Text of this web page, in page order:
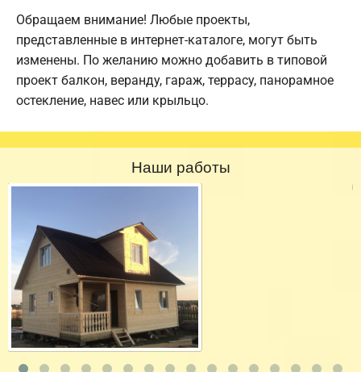
Обращаем внимание! Любые проекты,
представленные в интернет-каталоге, могут быть
изменены. По желанию можно добавить в типовой
проект балкон, веранду, гараж, террасу, панорамное
остекление, навес или крыльцо.
Наши работы